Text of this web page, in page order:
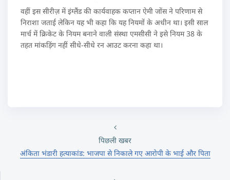
वहीं इस सीरीज़ में इंग्लैंड की कार्यवाहक कप्तान ऐमी जोंस ने परिणाम से
निराशा जताई लेकिन यह भी कहा कि यह नियमों के अधीन था। इसी साल
मार्च में क्रिकेट के नियम बनाने वाली संस्था एमसीसी ने इसे नियम 38 के
तहत मांकड़िंग नहीं सीधे-सीधे रन आउट करना कहा था।
पिछली खबर
अंकिता भंडारी हत्याकांड: भाजपा से निकाले गए आरोपी के भाई और पिता